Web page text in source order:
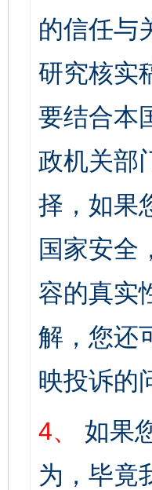
的信任与
研究核实
要结合本
政机关部
择，如果
国家安全
容的真实
解，您还
映投诉的
4、
如果
为，毕竟